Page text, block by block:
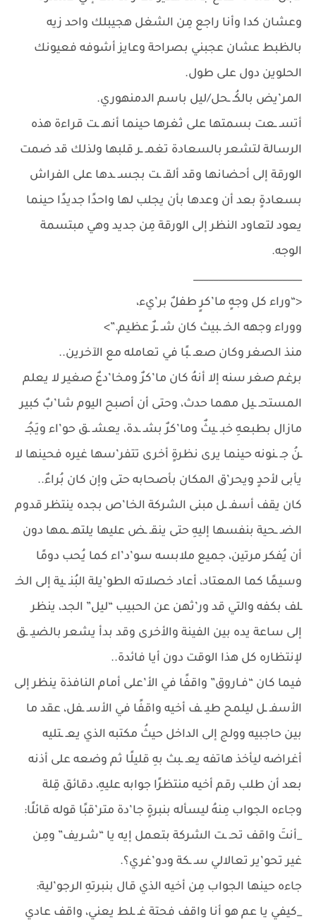
وعشان كدا وأنا راجع مِن الشغل هجيبلك واحد زيه
بالظبط عشان عجبني بصراحة وعايز أشوفه فعيونك
الحلوين دول على طول.
المر’يض بالكُـ ـحل/ليل باسم الدمنهوري.
أتسـ ـعت بسمتها على ثغرها حينما أنهـ ـت قراءة هذه
الرسالة لتشعر بالسعادة تغمـ ـر قلبها ولذلك قد ضمت
الورقة إلى أحضانها وقد ألقـ ـت بجسـ ـدها على الفراش
بسعادةٍ بعد أن وعدها بأن يجلب لها واحدًا جديدًا حينما
يعود لتعاود النظر إلى الورقة مِن جديد وهي مبتسمة
الوجه.
______________________
<“وراء كل وجهٍ ما’كرٍ طفلٌ بر’يء،
ووراء وجهه الخـ ـبيث كان شـ ـرٌ عظيم.”>
منذ الصغر وكان صعـ ـبًا في تعامله مع الآخرين..
برغم صغر سنه إلا أنهُ كان ما’كرٌ ومخا’دعٌ صغير لا يعلم
المستحـ ـيل مهما حدث، وحتى أن أصبح اليوم شا’بٌ كبير
مازال بطبعهِ خبـ ـيثٌ وما’كرٌ بشـ ـدة، يعشـ ـق حو’اء ويَجُـ
ـنُ جـ ـنونه حينما يرى نظرةٍ أخرى تتفر’سها غيره فحينها لا
يأبى لأحدٍ ويحر’ق المكان بأصحابه حتى وإن كان بُراءٌ..
كان يقف أسفـ ـل مبنى الشركة الخا’ص بجده ينتظر قدوم
الضـ ـحية بنفسها إليهِ حتى ينقـ ـض عليها يلتهـ ـمها دون
أن يُفكر مرتين، جميع ملابسه سو’د’اء كما يُحب دومًا
وسيمًا كما المعتاد، أعاد خصلاته الطو’يلة البُنـ ـية إلى الخـ
ـلف بكفه والتي قد ور’ثهن عن الحبيب “ليل” الجد، ينظر
إلى ساعة يده بين الفينة والأخرى وقد بدأ يشعر بالضيـ ـق
لإنتظاره كل هذا الوقت دون أيا فائدة..
فيما كان “فـاروق” واقفًا في الأ’على أمام النافذة ينظر إلى
الأسفـ ـل ليلمح طيـ ـف أخيه واقفًا في الأسـ ـفل، عقد ما
بين حاجبيه وولج إلى الداخل حيثُ مكتبه الذي يعـ ـتليه
أغراضه ليأخذ هاتفه يعـ ـبث بهِ قليلًا ثم وضعه على أذنه
بعد أن طلب رقم أخيه منتظرًا جوابه عليهِ، دقائق قِلة
وجاءه الجواب مِنهُ ليسأله بنبرةٍ جا’دة متر’قبًا قوله قائلًا:
_أنتَ واقف تحـ ـت الشركة بتعمل إيه يا “شـريف” ومِن
غير تحو’ير تعالالي سـ ـكة ودو’غري؟.
جاءه حينها الجواب مِن أخيه الذي قال بنبرتهِ الرجو’لية:
_كيفي يا عم هو أنا واقف فحتة غـ ـلط يعني، واقف عادي